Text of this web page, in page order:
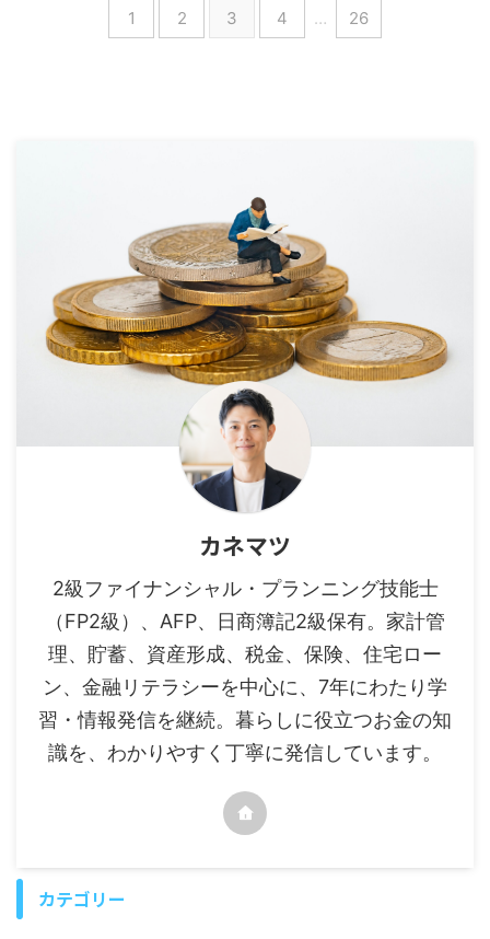
1 2 3 4 … 26
カネマツ
2級ファイナンシャル・プランニング技能士
（FP2級）、AFP、日商簿記2級保有。家計管
理、貯蓄、資産形成、税金、保険、住宅ロー
ン、金融リテラシーを中心に、7年にわたり学
習・情報発信を継続。暮らしに役立つお金の知
識を、わかりやすく丁寧に発信しています。
カテゴリー